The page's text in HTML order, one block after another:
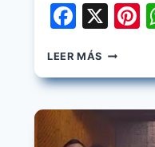
X
LEER MÁS LA
&
R.